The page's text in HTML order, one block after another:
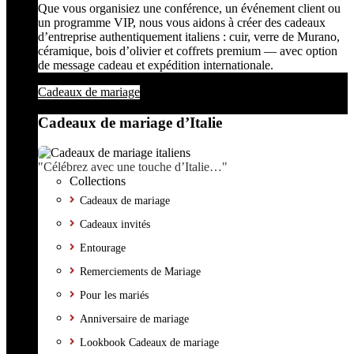
Que vous organisiez une conférence, un événement client ou
un programme VIP, nous vous aidons à créer des cadeaux
d’entreprise authentiquement italiens : cuir, verre de Murano,
céramique, bois d’olivier et coffrets premium — avec option
de message cadeau et expédition internationale.
Cadeaux de mariage
Cadeaux de mariage d’Italie
"Célébrez avec une touche d’Italie…"
Collections
Cadeaux de mariage
Cadeaux invités
Entourage
Remerciements de Mariage
Pour les mariés
Anniversaire de mariage
Lookbook Cadeaux de mariage